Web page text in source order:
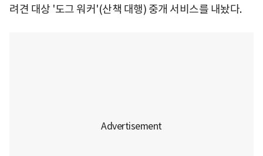
려견 대상 '도그 워커'(산책 대행) 중개 서비스를 내놨다.